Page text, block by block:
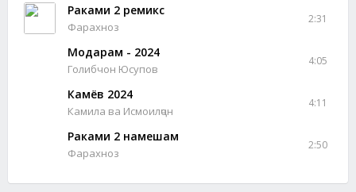
Раками 2 ремикс
Фарахноз
2:31
Модарам - 2024
Голибчон Юсупов
4:05
Камёв 2024
Камила ва Исмоилҷон
4:11
Раками 2 намешам
Фарахноз
2:50